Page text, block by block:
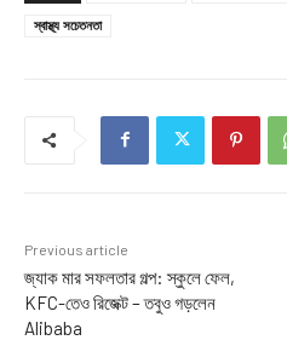
স্বাস্থ্য সচেতনতা
Previous article
জ্যাক মার সফলতার গল্প: স্কুলে ফেল,
KFC-তেও রিজেক্ট – তবুও গড়লেন
Alibaba